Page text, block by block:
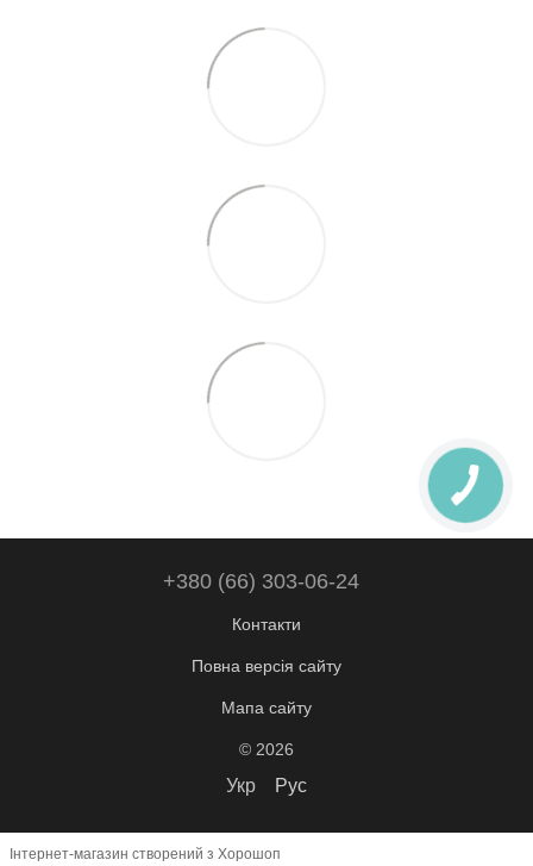
+380 (66) 303-06-24
Контакти
Повна версія сайту
Мапа сайту
© 2026
Укр Рус
Інтернет-магазин створений з Хорошоп